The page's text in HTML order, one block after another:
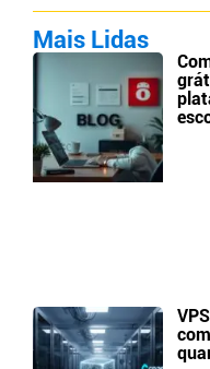
Mais Lidas